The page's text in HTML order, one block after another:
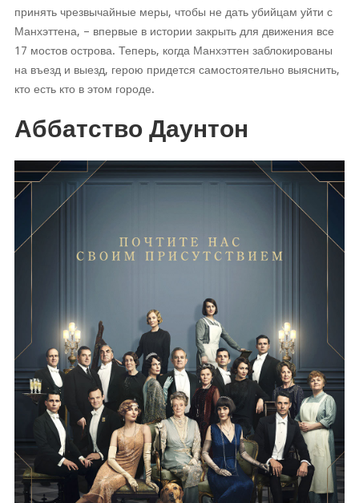
принять чрезвычайные меры, чтобы не дать убийцам уйти с
Манхэттена, – впервые в истории закрыть для движения все
17 мостов острова. Теперь, когда Манхэттен заблокированы
на въезд и выезд, герою придется самостоятельно выяснить,
кто есть кто в этом городе.
Аббатство Даунтон